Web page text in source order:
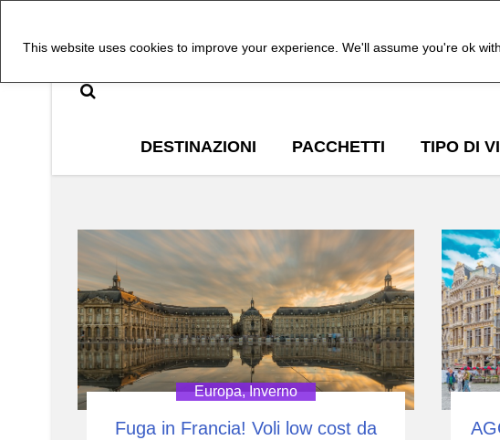
This website uses cookies to improve your experience. We'll assume you're ok
DESTINAZIONI PACCHETTI TIPO DI
Europa,Inverno
Fuga in Francia! Voli low cost da